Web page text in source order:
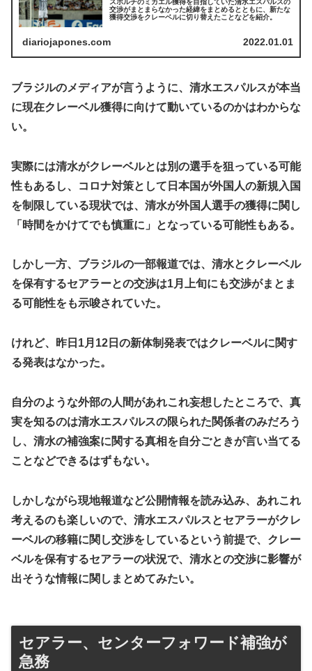
スポルチのミカエル獲得を目指していた清水エスパルスの
交渉がまとまらなかった経緯をまとめるとともに、新たな
獲得交渉をクレーベルに切り替えたことなどを紹介。
diariojapones.com 2022.01.01
ブラジルのメディアが言うように、清水エスパルスが本当
に現在クレーベル獲得に向けて動いているのかはわからな
い。
実際には清水がクレーベルとは別の選手を狙っている可能
性もあるし、コロナ対策として日本国が外国人の新規入国
を制限している現状では、清水が外国人選手の獲得に関し
「時間をかけてでも慎重に」となっている可能性もある。
しかし一方、ブラジルの一部報道では、清水とクレーベル
を保有するセアラーとの交渉は1月上旬にも交渉がまとま
る可能性をも示唆されていた。
けれど、昨日1月12日の新体制発表ではクレーベルに関す
る発表はなかった。
自分のような外部の人間があれこれ妄想したところで、真
実を知るのは清水エスパルスの限られた関係者のみだろう
し、清水の補強案に関する真相を自分ごときが言い当てる
ことなどできるはずもない。
しかしながら現地報道など公開情報を読み込み、あれこれ
考えるのも楽しいので、清水エスパルスとセアラーがクレ
ーベルの移籍に関し交渉をしているという前提で、クレー
ベルを保有するセアラーの状況で、清水との交渉に影響が
出そうな情報に関しまとめてみたい。
セアラー、センターフォワード補強が
急務